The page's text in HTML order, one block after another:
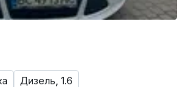
Дизель, 1.6